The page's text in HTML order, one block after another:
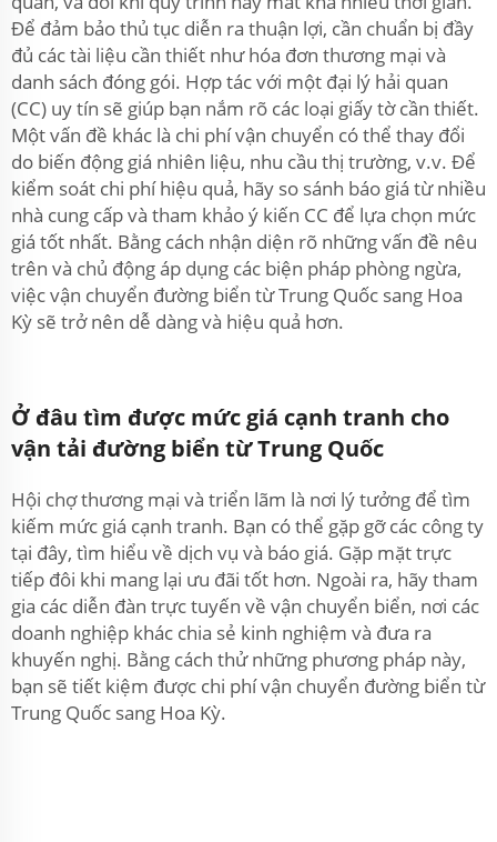
Để đảm bảo thủ tục diễn ra thuận lợi, cần chuẩn bị đầy
đủ các tài liệu cần thiết như hóa đơn thương mại và
danh sách đóng gói. Hợp tác với một đại lý hải quan
(CC) uy tín sẽ giúp bạn nắm rõ các loại giấy tờ cần thiết.
Một vấn đề khác là chi phí vận chuyển có thể thay đổi
do biến động giá nhiên liệu, nhu cầu thị trường, v.v. Để
kiểm soát chi phí hiệu quả, hãy so sánh báo giá từ nhiều
nhà cung cấp và tham khảo ý kiến CC để lựa chọn mức
giá tốt nhất. Bằng cách nhận diện rõ những vấn đề nêu
trên và chủ động áp dụng các biện pháp phòng ngừa,
việc vận chuyển đường biển từ Trung Quốc sang Hoa
Kỳ sẽ trở nên dễ dàng và hiệu quả hơn.
Ở đâu tìm được mức giá cạnh tranh cho
vận tải đường biển từ Trung Quốc
Hội chợ thương mại và triển lãm là nơi lý tưởng để tìm
kiếm mức giá cạnh tranh. Bạn có thể gặp gỡ các công ty
tại đây, tìm hiểu về dịch vụ và báo giá. Gặp mặt trực
tiếp đôi khi mang lại ưu đãi tốt hơn. Ngoài ra, hãy tham
gia các diễn đàn trực tuyến về vận chuyển biển, nơi các
doanh nghiệp khác chia sẻ kinh nghiệm và đưa ra
khuyến nghị. Bằng cách thử những phương pháp này,
bạn sẽ tiết kiệm được chi phí vận chuyển đường biển từ
Trung Quốc sang Hoa Kỳ.